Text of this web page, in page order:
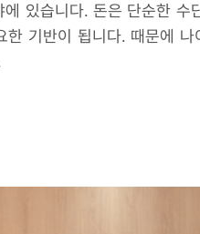
있습니다. 돈은 단순한 수
기반이 됩니다. 때문에 나